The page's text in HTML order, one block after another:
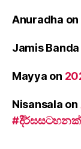
Anuradha on
Jamis Banda
Mayya on
Nisansala on
#දීර්ඝසටහනක්